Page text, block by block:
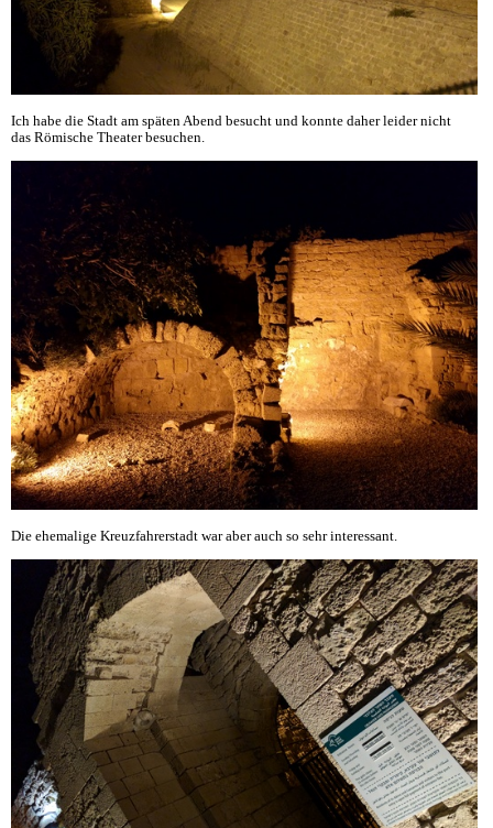
Ich habe die Stadt am späten Abend besucht und konnte daher leider nicht
das Römische Theater besuchen.
Die ehemalige Kreuzfahrerstadt war aber auch so sehr interessant.